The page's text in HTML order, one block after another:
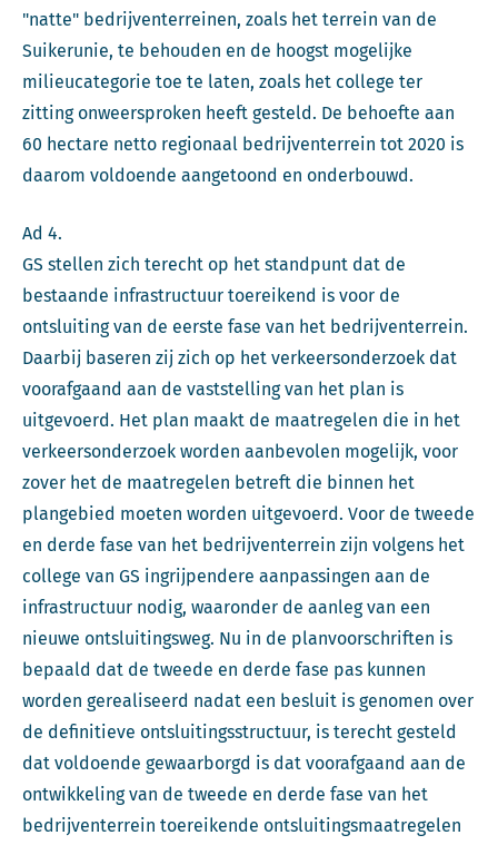
"natte" bedrijventerreinen, zoals het terrein van de
Suikerunie, te behouden en de hoogst mogelijke
milieucategorie toe te laten, zoals het college ter
zitting onweersproken heeft gesteld. De behoefte aan
60 hectare netto regionaal bedrijventerrein tot 2020 is
daarom voldoende aangetoond en onderbouwd.
Ad 4.
GS stellen zich terecht op het standpunt dat de
bestaande infrastructuur toereikend is voor de
ontsluiting van de eerste fase van het bedrijventerrein.
Daarbij baseren zij zich op het verkeersonderzoek dat
voorafgaand aan de vaststelling van het plan is
uitgevoerd. Het plan maakt de maatregelen die in het
verkeersonderzoek worden aanbevolen mogelijk, voor
zover het de maatregelen betreft die binnen het
plangebied moeten worden uitgevoerd. Voor de tweede
en derde fase van het bedrijventerrein zijn volgens het
college van GS ingrijpendere aanpassingen aan de
infrastructuur nodig, waaronder de aanleg van een
nieuwe ontsluitingsweg. Nu in de planvoorschriften is
bepaald dat de tweede en derde fase pas kunnen
worden gerealiseerd nadat een besluit is genomen over
de definitieve ontsluitingsstructuur, is terecht gesteld
dat voldoende gewaarborgd is dat voorafgaand aan de
ontwikkeling van de tweede en derde fase van het
bedrijventerrein toereikende ontsluitingsmaatregelen